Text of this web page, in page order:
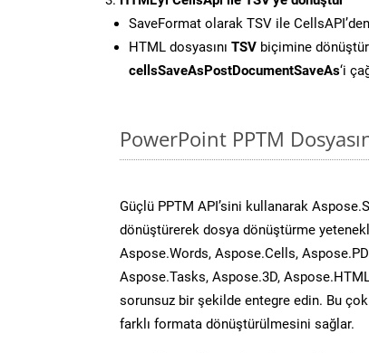
SaveFormat olarak TSV ile CellsAPI’den
HTML dosyasını TSV biçimine
cellsSaveAsPostDocumentSaveAs‘i
PowerPoint PPTM
Güçlü PPTM API’sini kullanarak
dönüştürerek dosya dönüştürme
Aspose.Words, Aspose.Cells,
Aspose.Tasks, Aspose.3D,
sorunsuz bir şekilde entegre edin. Bu
farklı formata dönüştürülmesini sağlar.